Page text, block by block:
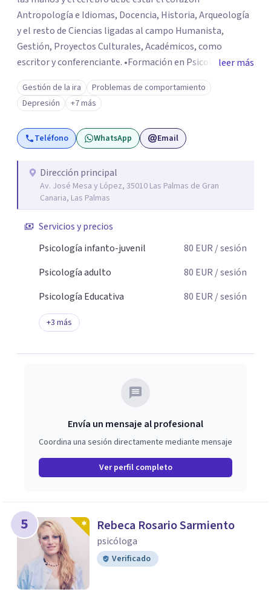
Antropología e Idiomas, Docencia, Historia, Arqueología
y el resto de Ciencias ligadas al campo Humanista,
Gestión, Proyectos Culturales, Académicos, como
escritor y conferenciante. •Formación en Psicología
Cognitivo-Conductual, Gestalt,
Conductista/Experimental, Terapia Sistémica,
Psychologie des Profondeurs/Psicoanálisis/Analítica, C.
Post-racionalista, Psicología Social y de las
Organizaciones Español, English, Italiano, Português,
leer más
Gestión de la ira
Problemas de comportamiento
Depresión
+7 más
Teléfono WhatsApp Email
Dirección principal
Av. José Mesa y López, 35010 Las Palmas de Gran
Canaria, Las Palmas
Servicios y precios
Psicología infanto-juvenil
80 EUR / sesión
Psicología adulto
80 EUR / sesión
Psicología Educativa
80 EUR / sesión
+3 más
Envía un mensaje al profesional
Coordina una sesión directamente mediante mensaje
Ver perfil completo
5 Rebeca Rosario Sarmiento
psicóloga
Verificado